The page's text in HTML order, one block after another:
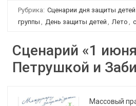
Рубрика: Сценарии дня защиты детей
группы , День защиты детей , Лето ,
Сценарий «1
Петрушкой и
Массовый